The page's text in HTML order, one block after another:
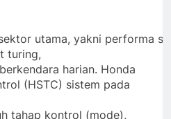
utama, yakni performa
turing,
harian. Honda
(HSTC) sistem pada
tahap kontrol (mode),